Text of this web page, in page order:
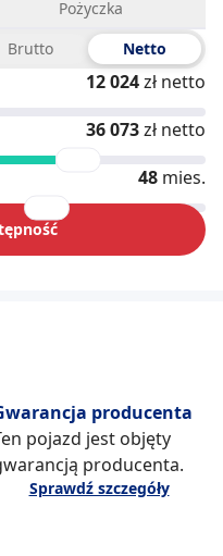
Pożyczka
Brutto
Netto
12 024zł netto
36 073zł netto
48 mies.
producenta
pojazd jest objęty
producenta.
Sprawdź szczegóły